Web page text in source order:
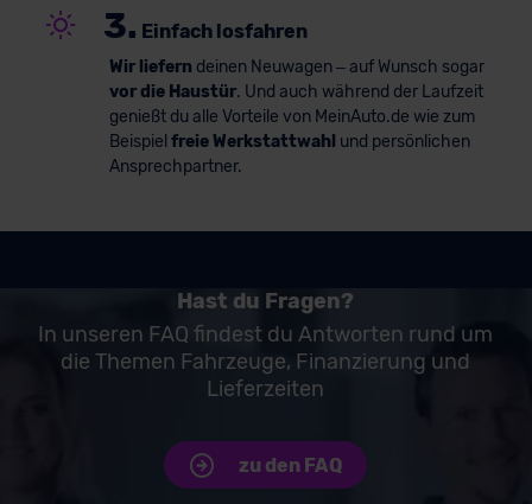
3. Einfach losfahren
Wir liefern deinen Neuwagen – auf Wunsch sogar
vor die Haustür. Und auch während der Laufzeit
genießt du alle Vorteile von MeinAuto.de wie zum
Beispiel freie Werkstattwahl und persönlichen
Ansprechpartner.
Hast du Fragen?
In unseren FAQ findest du Antworten rund um
die Themen Fahrzeuge, Finanzierung und
Lieferzeiten
zu den FAQ